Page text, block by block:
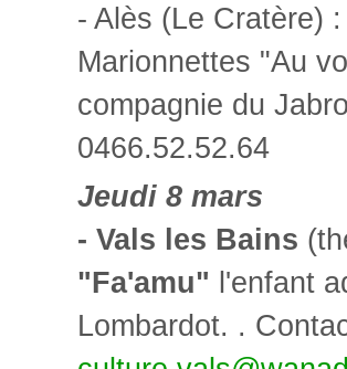
- Alès (Le Cratère)
Marionnettes "Au
compagnie du
0466.52.52.64
Jeudi 8 mars
- Vals les Bains
"Fa'amu" l'enfant
Lombardot. .